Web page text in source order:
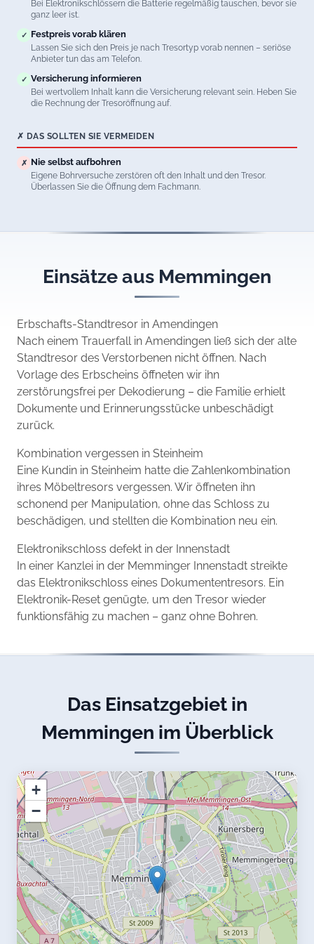
Bei Elektronikschlössern die Batterie regelmäßig tauschen, bevor sie
ganz leer ist.
✓ Festpreis vorab klären
Lassen Sie sich den Preis je nach Tresortyp vorab nennen – seriöse
Anbieter tun das am Telefon.
✓ Versicherung informieren
Bei wertvollem Inhalt kann die Versicherung relevant sein. Heben Sie
die Rechnung der Tresoröffnung auf.
✗ DAS SOLLTEN SIE VERMEIDEN
✗ Nie selbst aufbohren
Eigene Bohrversuche zerstören oft den Inhalt und den Tresor.
Überlassen Sie die Öffnung dem Fachmann.
Einsätze aus Memmingen
Erbschafts-Standtresor in Amendingen
Nach einem Trauerfall in Amendingen ließ sich der alte
Standtresor des Verstorbenen nicht öffnen. Nach
Vorlage des Erbscheins öffneten wir ihn
zerstörungsfrei per Dekodierung – die Familie erhielt
Dokumente und Erinnerungsstücke unbeschädigt
zurück.
Kombination vergessen in Steinheim
Eine Kundin in Steinheim hatte die Zahlenkombination
ihres Möbeltresors vergessen. Wir öffneten ihn
schonend per Manipulation, ohne das Schloss zu
beschädigen, und stellten die Kombination neu ein.
Elektronikschloss defekt in der Innenstadt
In einer Kanzlei in der Memminger Innenstadt streikte
das Elektronikschloss eines Dokumententresors. Ein
Elektronik-Reset genügte, um den Tresor wieder
funktionsfähig zu machen – ganz ohne Bohren.
Das Einsatzgebiet in
Memmingen im Überblick
+
−